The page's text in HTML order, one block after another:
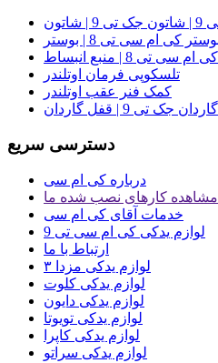
تلسکوپی فرمان اوتلندر
کمک فنر عقب اوتلندر
دسترسی سریع
درباره کی ام سی
مشاهده کارهای نصب شده ما
خدمات آقای کی ام سی
لوازم یدکی کی ام سی تی 9
ارتباط با ما
لوازم یدکی مزدا ۳
لوازم یدکی کلوت
لوازم یدکی دایون
لوازم یدکی تویوتا
لوازم یدکی کاپرا
لوازم یدکی سراتو